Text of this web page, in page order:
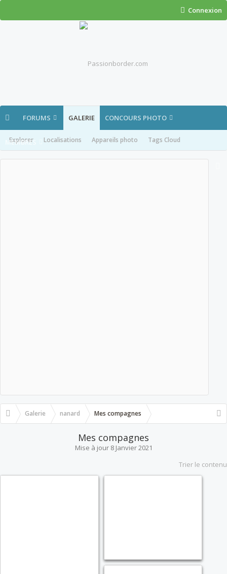
Connexion
FORUMS GALERIE
Explorer Localisations Appareils photo Tags Cloud
CONCOURS PHOTO
MEMBRES
Galerie nanard Mes compagnes
Mes compagnes
Mise à jour 8 Janvier 2021
Trier le contenu